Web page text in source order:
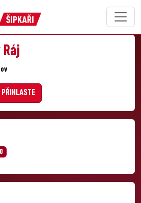
Ráj
PŘIHLASTE
0